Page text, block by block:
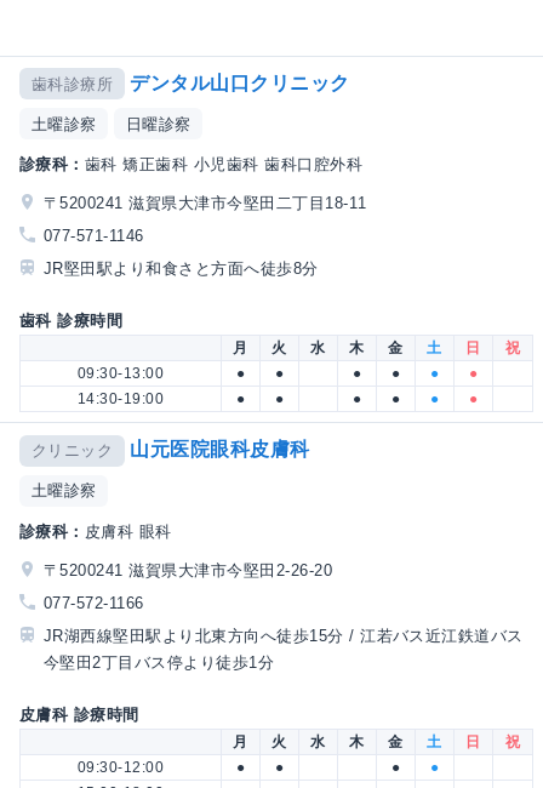
歯科診療所 デンタル山口クリニック
土曜診察 日曜診察
診療科： 歯科 矯正歯科 小児歯科 歯科口腔外科
〒5200241 滋賀県大津市今堅田二丁目18-11
077-571-1146
JR堅田駅より和食さと方面へ徒歩8分
歯科 診療時間
月 火 水 木 金 土 日
祝
09:30-13:00
● ● ● ● ●
●
14:30-19:00
● ● ● ● ● ●
クリニック 山元医院眼科皮膚科
土曜診察
診療科： 皮膚科 眼科
〒5200241 滋賀県大津市今堅田2-26-20
077-572-1166
JR湖西線堅田駅より北東方向へ徒歩15分 / 江若バス近江鉄道バス
今堅田2丁目バス停より徒歩1分
皮膚科 診療時間
月 火 水 木 金 土 日
祝
09:30-12:00
● ● ●
●